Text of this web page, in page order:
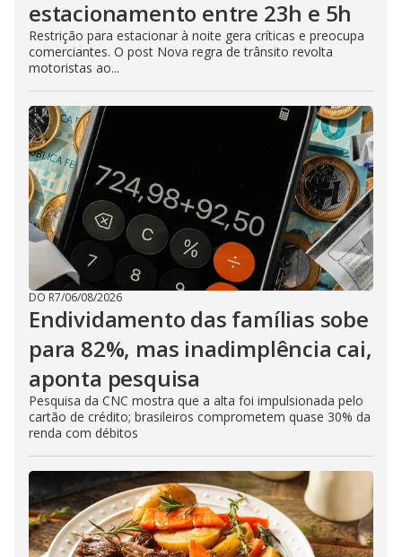
estacionamento entre 23h e 5h
Restrição para estacionar à noite gera críticas e preocupa
comerciantes. O post Nova regra de trânsito revolta
motoristas ao...
DO R7/06/08/2026
Endividamento das famílias sobe
para 82%, mas inadimplência cai,
aponta pesquisa
Pesquisa da CNC mostra que a alta foi impulsionada pelo
cartão de crédito; brasileiros comprometem quase 30% da
renda com débitos